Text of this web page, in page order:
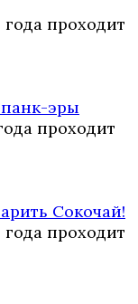
проходит
эры
проходит
Сокочай!
проходит